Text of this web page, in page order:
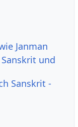
Janman
und
Sanskrit -